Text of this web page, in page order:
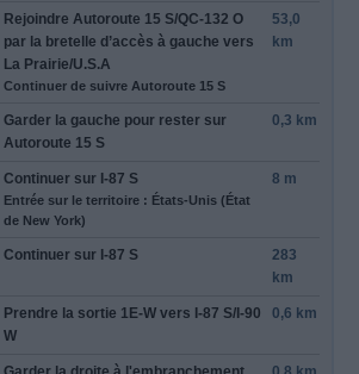
Rejoindre Autoroute 15 S/QC-132 O
par la bretelle d’accès à gauche vers
La Prairie/U.S.A
Continuer de suivre Autoroute 15 S
53,0
km
Garder la gauche pour rester sur
Autoroute 15 S
0,3 km
Continuer sur I-87 S
Entrée sur le territoire : États-Unis (État
de New York)
8 m
Continuer sur I-87 S
283
km
Prendre la sortie 1E-W vers I-87 S/ I-90
W
0,6 km